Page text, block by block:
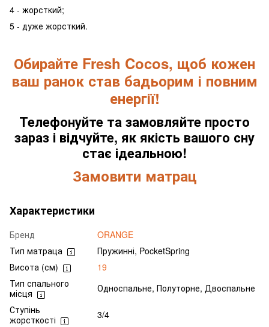
4 - жорсткий;
5 - дуже жорсткий.
Обирайте Fresh Cocos, щоб кожен
ваш ранок став бадьорим і повним
енергії!
Телефонуйте та замовляйте просто
зараз і відчуйте, як якість вашого сну
стає ідеальною!
Замовити матрац
Характеристики
Бренд
ORANGE
Тип матраца
Пружинні, PocketSpring
Висота (см)
19
Тип спального
місця
Односпальне, Полуторне, Двоспальне
Ступінь
жорсткості
3/4